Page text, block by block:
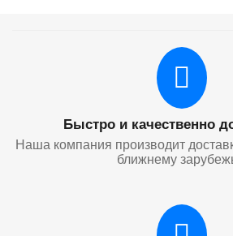
Быстро и качественно
Наша компания производит
ближнему